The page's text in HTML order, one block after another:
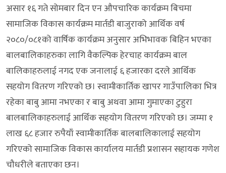
असार १६ गते सोमबार दिन एन औपचारिक कार्यक्रम बिचमा
सामाजिक विकास कार्यक्रम मार्तडी बाजुराको आर्थिक वर्ष
२०८०/०८१को वार्षिक कार्यक्रम अनुसार अभिभावक बिहिन भएका
बालबालिकाहरुका लागि वैकल्पिक हेरचाह कार्यक्रम बाल
बालिकाहरुलाई नगद एक जनालाई ६ हजारका दरले आर्थिक
सहयोग वितरण गरिएको छ। स्वामीकार्तिक खापर गाउँपालिका भित्र
रहेका बाबु आमा नभएका र बाबु अथवा आमा गुमाएका टुहुरा
बालबालिकाहरुलाई आर्थिक सहयोग वितरण गरिएको छ। जम्मा १
लाख ६८ हजार रुपैयाँ स्वामीकार्तिक बालबालिकालाई सहयोग
गरिएको सामाजिक विकास कार्यालय मार्तडी प्रशासन सहायक गणेश
चौधरीले बताएका छन।